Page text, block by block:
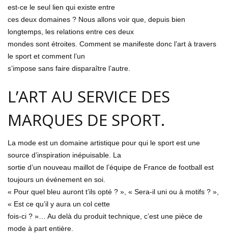
est-ce le seul lien qui existe entre
ces deux domaines ? Nous allons voir que, depuis bien
longtemps, les relations entre ces deux
mondes sont étroites. Comment se manifeste donc l’art à travers
le sport et comment l’un
s’impose sans faire disparaître l’autre.
L’ART AU SERVICE DES
MARQUES DE SPORT.
La mode est un domaine artistique pour qui le sport est une
source d’inspiration inépuisable. La
sortie d’un nouveau maillot de l’équipe de France de football est
toujours un événement en soi.
« Pour quel bleu auront t’ils opté ? », « Sera-il uni ou à motifs ? »,
« Est ce qu’il y aura un col cette
fois-ci ? »… Au delà du produit technique, c’est une pièce de
mode à part entière.